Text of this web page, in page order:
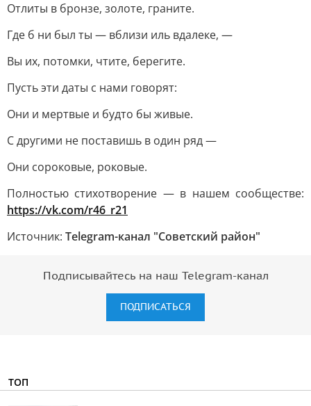
Отлиты в бронзе, золоте, граните.
Где б ни был ты — вблизи иль вдалеке, —
Вы их, потомки, чтите, берегите.
Пусть эти даты с нами говорят:
Они и мертвые и будто бы живые.
С другими не поставишь в один ряд —
Они сороковые, роковые.
Полностью стихотворение — в нашем сообществе:
https://vk.com/r46_r21
Источник: Telegram-канал "Советский район"
Подписывайтесь на наш Telegram-канал
ПОДПИСАТЬСЯ
ТОП